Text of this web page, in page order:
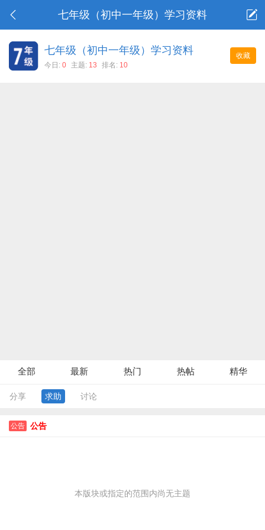
七年级（初中一年级）学习资料
收藏
七年级（初中一年级）学习资料
今日: 0 主题: 13 排名: 10
全部 最新 热门 热帖 精华
分享 求助 讨论
公告 公告
本版块或指定的范围内尚无主题